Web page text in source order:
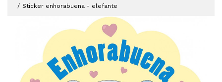
Sticker enhorabuena - elefante